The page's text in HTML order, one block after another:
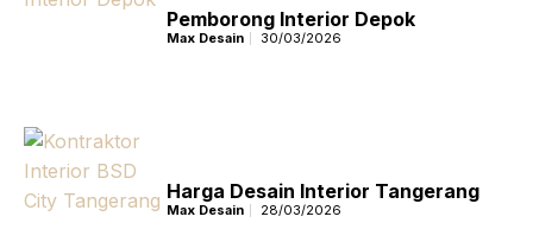
Pemborong Interior Depok
Max Desain 30/03/2026
Harga Desain Interior Tangerang
Max Desain 28/03/2026